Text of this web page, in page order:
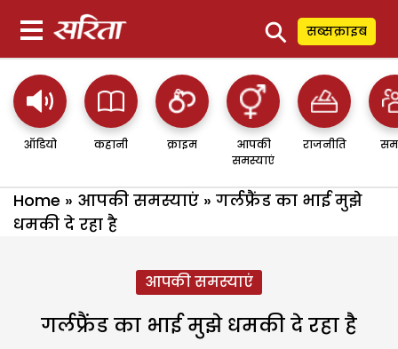
⚲ सब्सक्राइब
ऑडियो कहानी क्राइम
आपकी
समस्याएं
राजनीति
Home » आपकी समस्याएं » गर्लफ्रैंड का भाई मुझे
धमकी दे रहा है
आपकी समस्याएं
गर्लफ्रैंड का भाई मुझे धमकी दे रहा है